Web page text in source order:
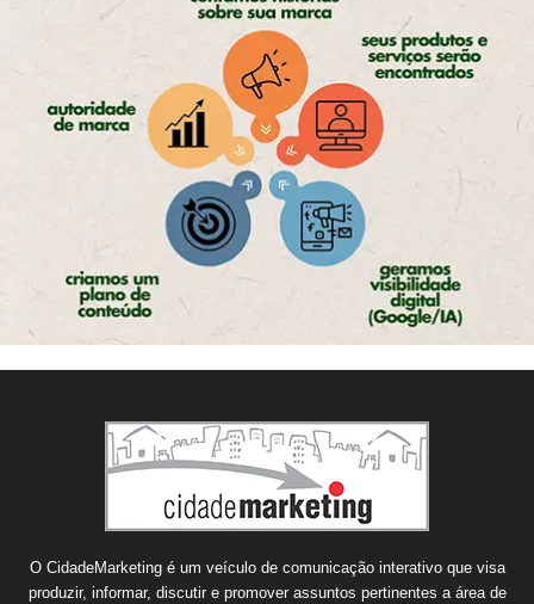
O CidadeMarketing é um veículo de comunicação interativo que visa
produzir, informar, discutir e promover assuntos pertinentes a área de